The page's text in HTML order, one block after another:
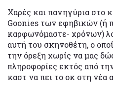
Χαρές και πανηγύρια στο
Goonies των εφηβικών (ή
καρφωνόμαστε- χρόνων)
αυτή του σκηνοθέτη, ο
την όρεξη χωρίς να μας
πληροφορίες εκτός από
καστ να πει το οκ στη νέα